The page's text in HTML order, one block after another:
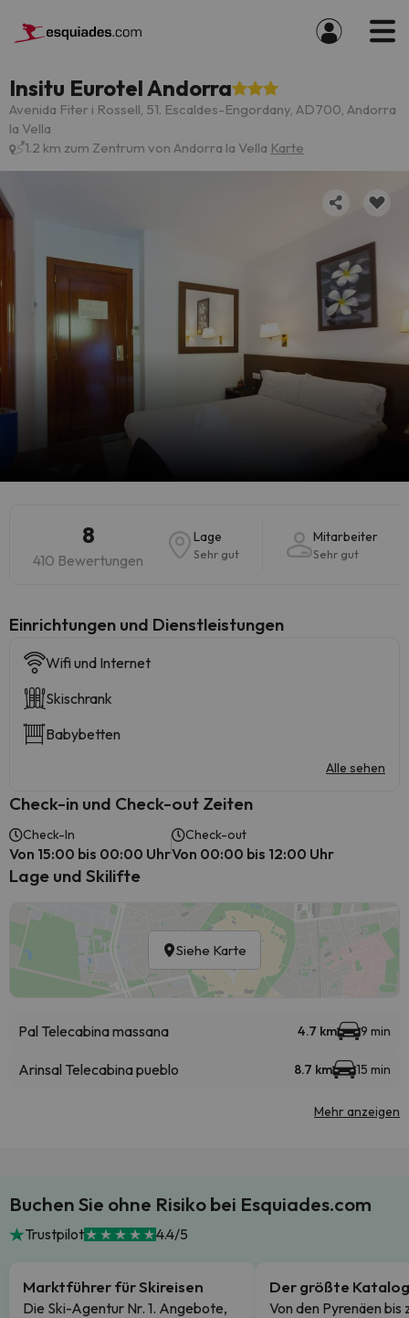
Insitu Eurotel Andorra
Avenida Fiter i Rossell, 51. Escaldes-Engordany, AD700, Andorra
la Vella
1.2 km zum Zentrum von Andorra la Vella Karte
8
410 Bewertungen
Lage
Sehr gut
Mitarbeiter
Sehr gut
​Einrichtungen und Dienstleistungen
Wifi und Internet
Skischrank
Babybetten
Alle sehen
Check-in und Check-out Zeiten
Check-In
Von 15:00 bis 00:00 Uhr
Check-out
Von 00:00 bis 12:00 Uhr
Lage und Skilifte
Siehe Karte
Pal Telecabina massana 4.7 km 9 min
Arinsal Telecabina pueblo 8.7 km 15 min
Mehr anzeigen
Buchen Sie ohne Risiko bei Esquiades.com
Trustpilot 4.4/5
Marktführer für Skireisen
Die Ski-Agentur Nr. 1. Angebote,
Der größte Katalog
Von den Pyrenäen bis